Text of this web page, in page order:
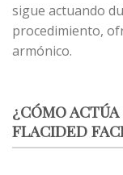
sigue actuando
procedimiento,
armónico.
¿CÓMO
FLACIDED